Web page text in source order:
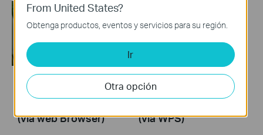
How to Set Up a TP-
(via web Browser)
How to Set Up a TP-
(via WPS)
From United States?
Obtenga productos, eventos y servicios para su región.
Ir
Otra opción